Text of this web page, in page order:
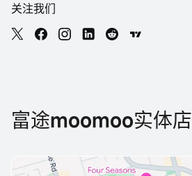
关注我们
富途moomoo实体店